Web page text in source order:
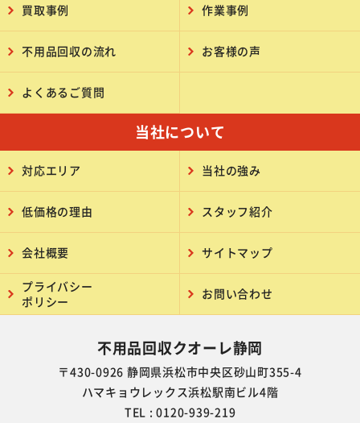
買取事例 作業事例
不用品回収の流れ お客様の声
よくあるご質問
当社について
対応エリア 当社の強み
低価格の理由 スタッフ紹介
会社概要 サイトマップ
プライバシー
ポリシー
お問い合わせ
不用品回収クオーレ静岡
〒430-0926 静岡県浜松市中央区砂山町355-4
ハマキョウレックス浜松駅南ビル4階
TEL : 0120-939-219